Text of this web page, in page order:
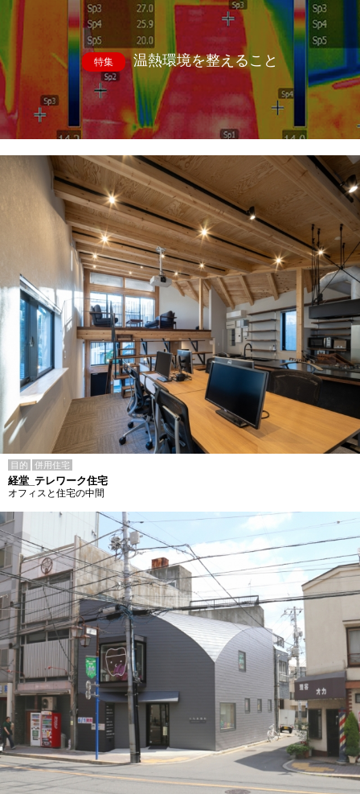
特集 温熱環境を整えること
目的 併用住宅
経堂_テレワーク住宅
オフィスと住宅の中間